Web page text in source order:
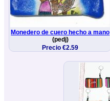
Monedero de cuero hecho a mano
(pedj)
Precio €2.59